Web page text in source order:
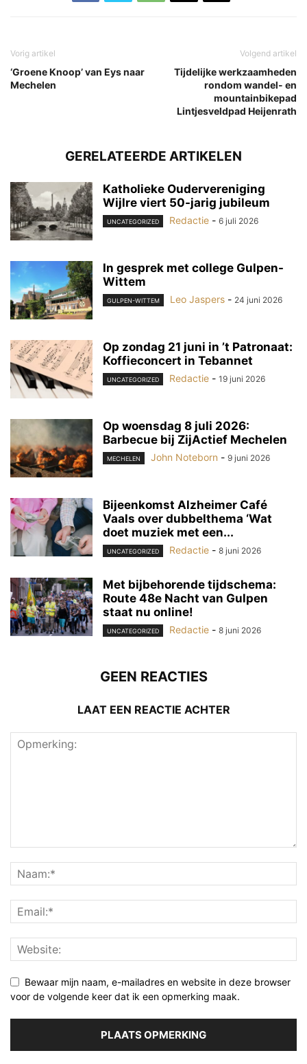
Vorig artikel
‘Groene Knoop’ van Eys naar
Mechelen
Volgend artikel
Tijdelijke werkzaamheden
rondom wandel- en
mountainbikepad
Lintjesveldpad Heijenrath
GERELATEERDE ARTIKELEN
Katholieke Oudervereniging
Wijlre viert 50-jarig jubileum
UNCATEGORIZED Redactie - 6 juli 2026
In gesprek met college Gulpen-
Wittem
GULPEN-WITTEM Leo Jaspers - 24 juni 2026
Op zondag 21 juni in ’t Patronaat:
Koffieconcert in Tebannet
UNCATEGORIZED Redactie - 19 juni 2026
Op woensdag 8 juli 2026:
Barbecue bij ZijActief Mechelen
MECHELEN John Noteborn - 9 juni 2026
Bijeenkomst Alzheimer Café
Vaals over dubbelthema ‘Wat
doet muziek met een...
UNCATEGORIZED Redactie - 8 juni 2026
Met bijbehorende tijdschema:
Route 48e Nacht van Gulpen
staat nu online!
UNCATEGORIZED Redactie - 8 juni 2026
GEEN REACTIES
LAAT EEN REACTIE ACHTER
Bewaar mijn naam, e-mailadres en website in deze browser
voor de volgende keer dat ik een opmerking maak.